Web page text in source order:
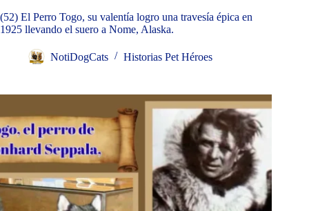
(52) El Perro Togo, su valentía logro una travesía épica en
1925 llevando el suero a Nome, Alaska.
NotiDogCats Historias Pet Héroes